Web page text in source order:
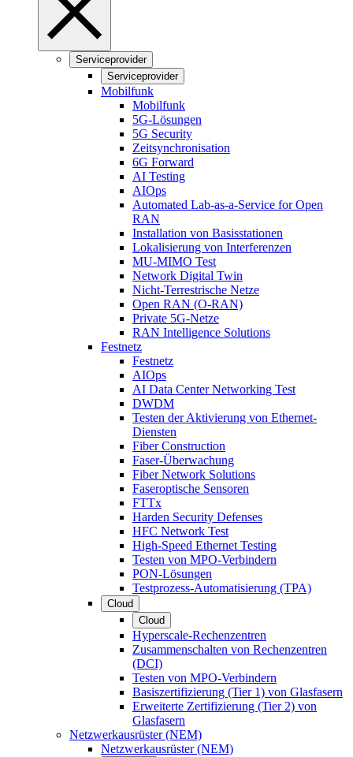
Serviceprovider
Serviceprovider
Mobilfunk
Mobilfunk
5G-Lösungen
5G Security
Zeitsynchronisation
6G Forward
AI Testing
AIOps
Automated Lab-as-a-Service for Open
RAN
Installation von Basisstationen
Lokalisierung von Interferenzen
MU-MIMO Test
Network Digital Twin
Nicht-Terrestrische Netze
Open RAN (O-RAN)
Private 5G-Netze
RAN Intelligence Solutions
Festnetz
Festnetz
AIOps
AI Data Center Networking Test
DWDM
Testen der Aktivierung von Ethernet-
Diensten
Fiber Construction
Faser-Überwachung
Fiber Network Solutions
Faseroptische Sensoren
FTTx
Harden Security Defenses
HFC Network Test
High-Speed Ethernet Testing
Testen von MPO-Verbindern
PON-Lösungen
Testprozess-Automatisierung (TPA)
Cloud
Cloud
Hyperscale-Rechenzentren
Zusammenschalten von Rechenzentren
(DCI)
Testen von MPO-Verbindern
Basiszertifizierung (Tier 1) von Glasfasern
Erweiterte Zertifizierung (Tier 2) von
Glasfasern
Netzwerkausrüster (NEM)
Netzwerkausrüster (NEM)